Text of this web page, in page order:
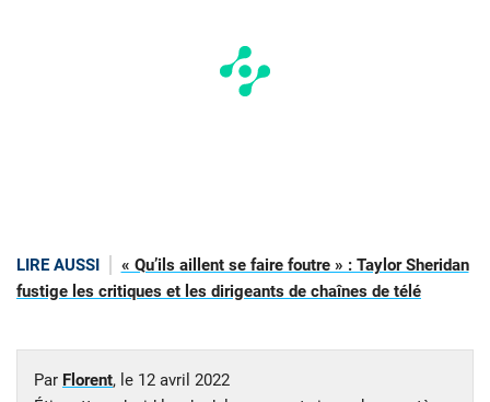
LIRE AUSSI
« Qu’ils aillent se faire foutre » : Taylor Sheridan
fustige les critiques et les dirigeants de chaînes de télé
Par Florent, le 12 avril 2022